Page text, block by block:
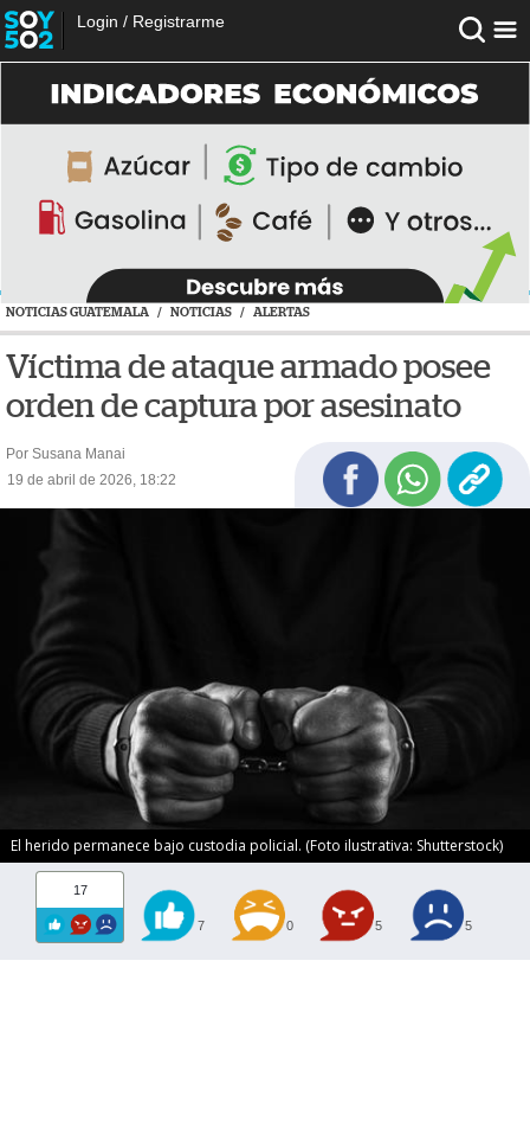
Login / Registrarme
NOTICIAS GUATEMALA / NOTICIAS / ALERTAS
Víctima de ataque armado posee
orden de captura por asesinato
Por Susana Manai
19 de abril de 2026, 18:22
El herido permanece bajo custodia policial. (Foto ilustrativa: Shutterstock)
17
7 0 5 5